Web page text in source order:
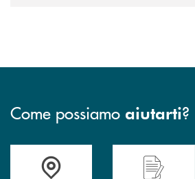
Come possiamo aiutarti?
Accedi all' elenco completo&nbsp;
Hai bisogno di